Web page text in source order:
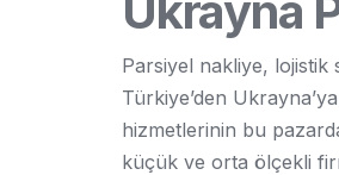
Parsiyel nakliye,
Türkiye’den
hizmetlerinin bu
küçük ve orta ölçekli